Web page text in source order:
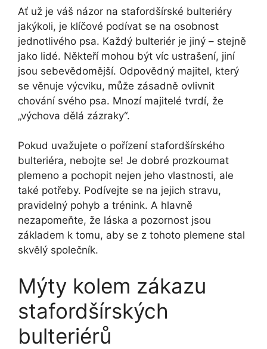
Ať už je váš názor na stafordšírské bulteriéry
jakýkoli, je klíčové podívat se na osobnost
jednotlivého psa. Každý bulteriér je jiný – stejně
jako lidé. Někteří mohou být víc ustrašení, jiní
jsou sebevědomější. Odpovědný majitel, který
se věnuje výcviku, může zásadně ovlivnit
chování svého psa. Mnozí majitelé tvrdí, že
„výchova dělá zázraky“.
Pokud uvažujete o pořízení stafordšírského
bulteriéra, nebojte se! Je dobré prozkoumat
plemeno a pochopit nejen jeho vlastnosti, ale
také potřeby. Podívejte se na jejich stravu,
pravidelný pohyb a trénink. A hlavně
nezapomeňte, že láska a pozornost jsou
základem k tomu, aby se z tohoto plemene stal
skvělý společník.
Mýty kolem zákazu
stafordšírských
bulteriérů